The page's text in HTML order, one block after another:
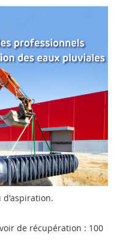
d'aspiration.
de récupération : 100